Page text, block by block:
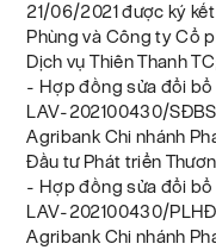
21/06/2021 được ký
Phùng và Công ty Cổ
Dịch vụ Thiên Thanh
- Hợp đồng sửa đổi
LAV-202100430/
Agribank Chi nhánh
Đầu tư Phát triển
- Hợp đồng sửa đổi
LAV-202100430/
Agribank Chi nhánh